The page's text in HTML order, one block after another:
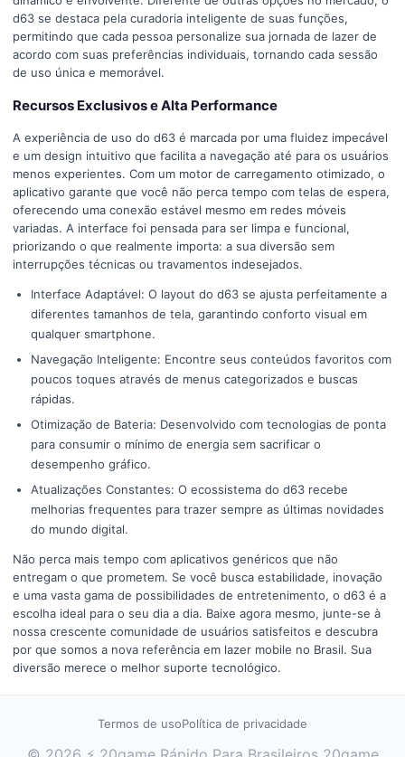
d63 se destaca pela curadoria inteligente de suas funções,
permitindo que cada pessoa personalize sua jornada de lazer de
acordo com suas preferências individuais, tornando cada sessão
de uso única e memorável.
Recursos Exclusivos e Alta Performance
A experiência de uso do d63 é marcada por uma fluidez impecável
e um design intuitivo que facilita a navegação até para os usuários
menos experientes. Com um motor de carregamento otimizado, o
aplicativo garante que você não perca tempo com telas de espera,
oferecendo uma conexão estável mesmo em redes móveis
variadas. A interface foi pensada para ser limpa e funcional,
priorizando o que realmente importa: a sua diversão sem
interrupções técnicas ou travamentos indesejados.
Interface Adaptável: O layout do d63 se ajusta perfeitamente a
diferentes tamanhos de tela, garantindo conforto visual em
qualquer smartphone.
Navegação Inteligente: Encontre seus conteúdos favoritos com
poucos toques através de menus categorizados e buscas
rápidas.
Otimização de Bateria: Desenvolvido com tecnologias de ponta
para consumir o mínimo de energia sem sacrificar o
desempenho gráfico.
Atualizações Constantes: O ecossistema do d63 recebe
melhorias frequentes para trazer sempre as últimas novidades
do mundo digital.
Não perca mais tempo com aplicativos genéricos que não
entregam o que prometem. Se você busca estabilidade, inovação
e uma vasta gama de possibilidades de entretenimento, o d63 é a
escolha ideal para o seu dia a dia. Baixe agora mesmo, junte-se à
nossa crescente comunidade de usuários satisfeitos e descubra
por que somos a nova referência em lazer mobile no Brasil. Sua
diversão merece o melhor suporte tecnológico.
Termos de usoPolítica de privacidade